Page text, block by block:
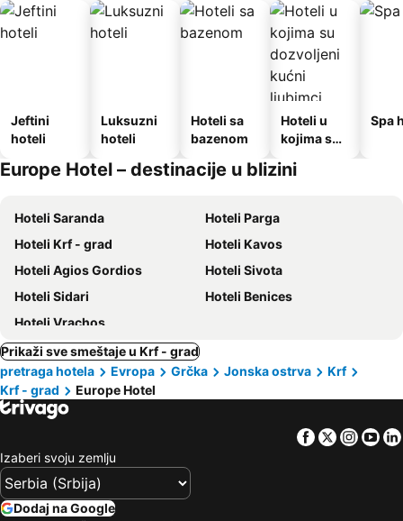
Jeftini
hoteli
Luksuzni
hoteli
Hoteli sa
bazenom
Hoteli u
kojima su
kućni
Spa
Europe Hotel – destinacije u blizini
Hoteli Saranda
Hoteli Parga
Hoteli Krf - grad
Hoteli Kavos
Hoteli Agios Gordios
Hoteli Sivota
Hoteli Sidari
Hoteli Benices
Hoteli Vrachos
Prikaži sve smeštaje u Krf - grad
pretraga hotela
Evropa Grčka Jonska ostrva
Krf
Krf - grad
Europe Hotel
Facebook
Twitter
Izaberi svoju zemlju
Dodaj na Google